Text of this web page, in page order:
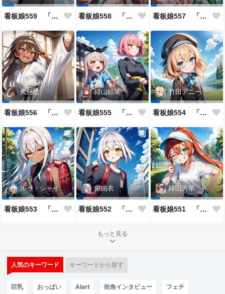
看板娘559 「日暗苑のよもやま話」 看板娘558 「緋山結華」キャラクター紹介 看板娘557 「其々の再会」
久慈透
看板娘556 「久慈透のよもやま話」
緋山結華
看板娘555 「帰還、そして目覚め。」
竹田アニー
看板娘554 「竹田アニーのよもやま話」
ルゥ・シャイニー
看板娘553 「ルゥ・シャイニーのよもやま話」
銀由衣
看板娘552 「銀由衣」
緋山芳華
看板娘551 「緋山芳華のよもやま話」
もっと見る
人気のキーワード キーワードから探す
巨乳 おっぱい AIart 街角インタビュー フェチ